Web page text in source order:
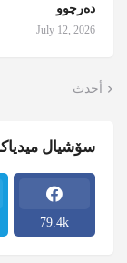
دەرچوو
July 12, 2026
أحدث
سۆشیال
79.4k